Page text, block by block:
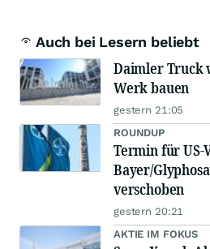
Auch bei Lesern beliebt
Daimler Truck
Werk bauen
gestern 21:05
ROUNDUP
Termin für US-
Bayer/
verschoben
gestern 20:21
AKTIE IM FOKUS